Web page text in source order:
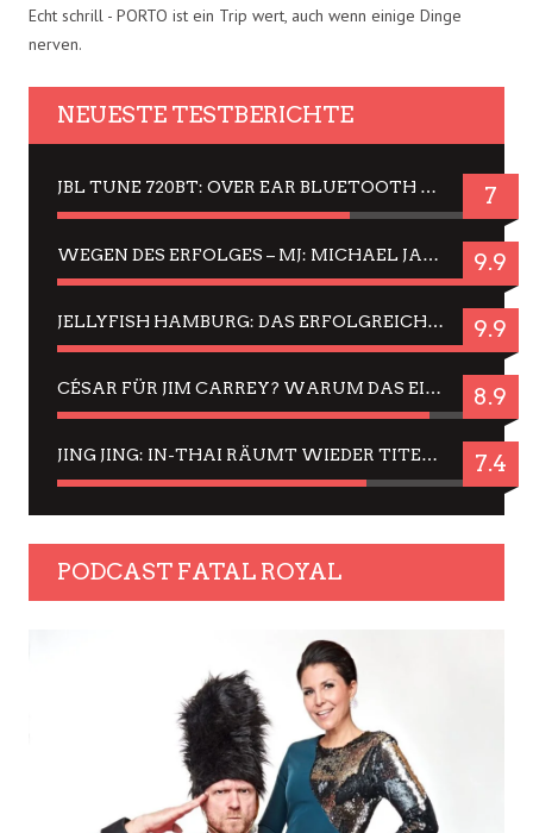
Echt schrill - PORTO ist ein Trip wert, auch wenn einige Dinge
nerven.
NEUESTE TESTBERICHTE
JBL TUNE 720BT: OVER EAR BLUETOOTH KOPFHÖRER UM DIE 50,-€ IM DAUER-TEST 7
WEGEN DES ERFOLGES – MJ: MICHAEL JACKSON MUSICAL IN EINER MATINEE SEHEN 9.9
JELLYFISH HAMBURG: DAS ERFOLGREICHE SOMMER-MENÜ 2025 IN GEFÜHLEN UND BILDERN 9.9
CÉSAR FÜR JIM CARREY? WARUM DAS EINER DER NERVIGSTEN ACTORS IST UND BLEIBT 8.9
JING JING: IN-THAI RÄUMT WIEDER TITEL AB – EIN ZWEI-STUNDEN-ERLEBNISBERICHT 7.4
PODCAST FATAL ROYAL